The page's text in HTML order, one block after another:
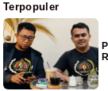
Terpopuler